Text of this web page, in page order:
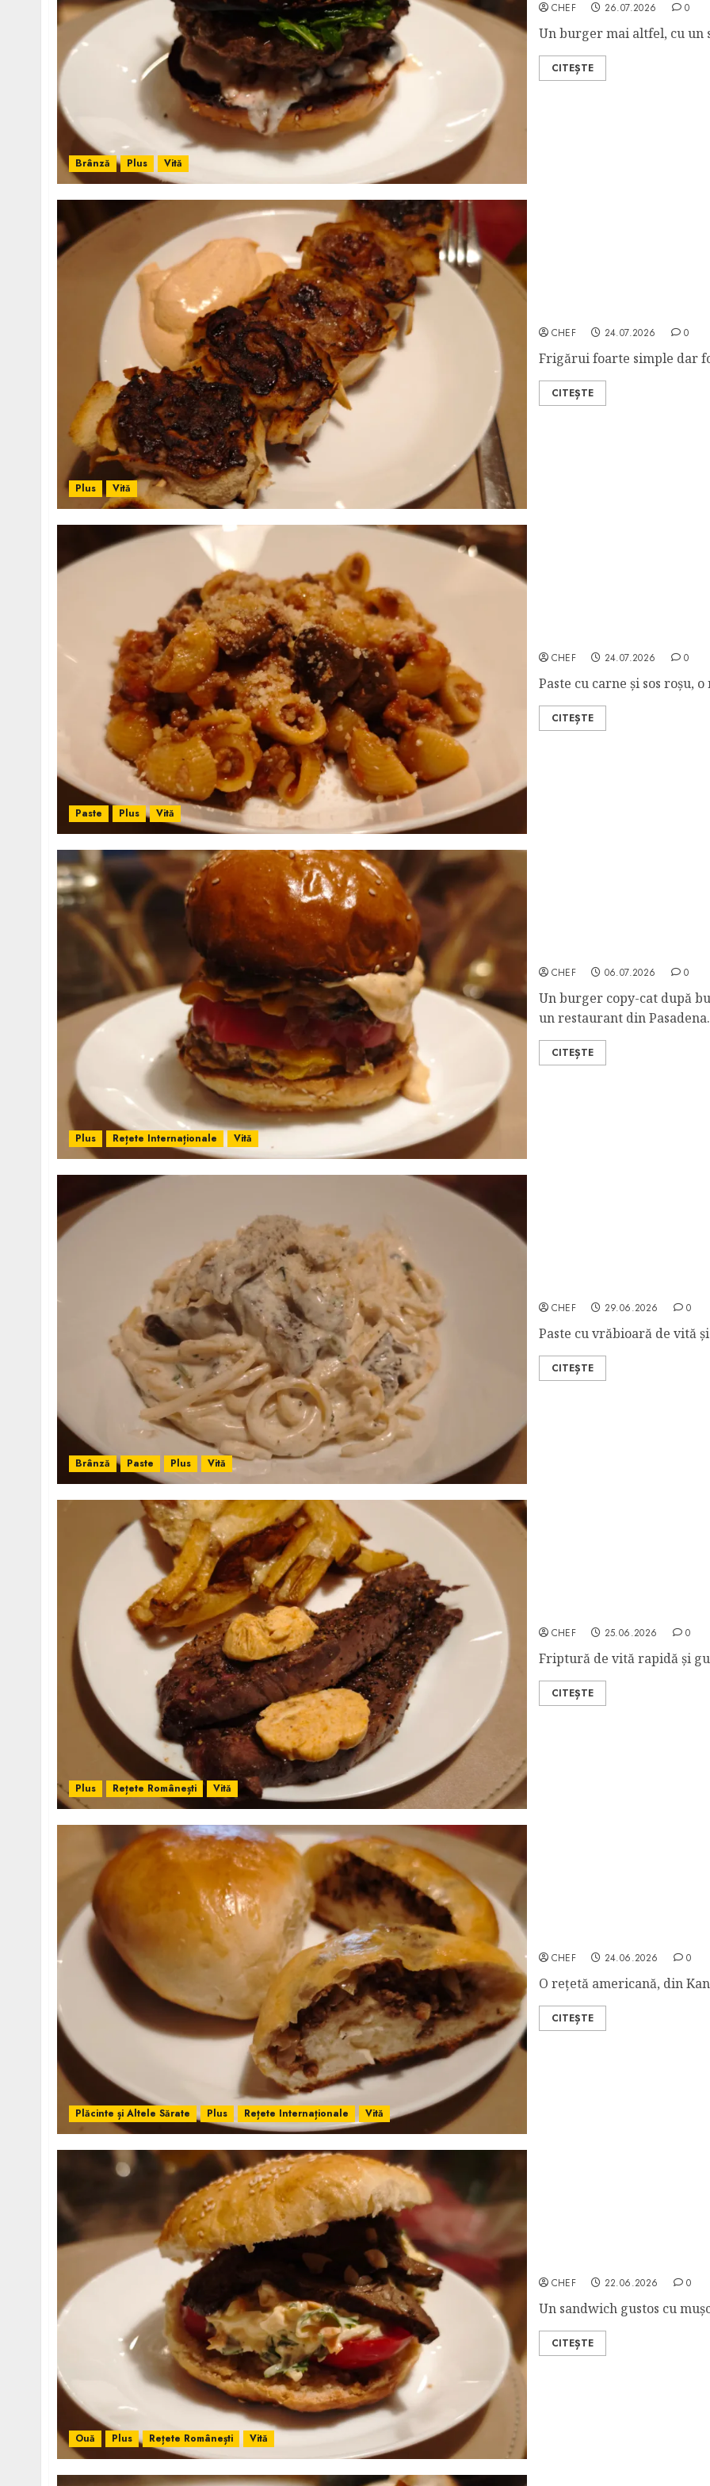
Brânză Plus Vită
CHEF 26.07.2026 0
Un burger mai altfel, cu un
CITEȘTE
Plus Vită
CHEF 24.07.2026 0
Frigărui foarte simple dar
CITEȘTE
Paste Plus Vită
CHEF 24.07.2026 0
Paste cu carne și sos roșu,
CITEȘTE
Plus Rețete Internaționale Vită
CHEF 06.07.2026 0
Un burger copy-cat după
un restaurant din Pasadena.
CITEȘTE
Brânză Paste Plus Vită
CHEF 29.06.2026 0
Paste cu vrăbioară de vită
CITEȘTE
Plus Rețete Românești Vită
CHEF 25.06.2026 0
Friptură de vită rapidă și
CITEȘTE
Plăcinte și Altele Sărate Plus Rețete Internaționale Vită
CHEF 24.06.2026 0
O rețetă americană, din
CITEȘTE
Ouă Plus Rețete Românești Vită
CHEF 22.06.2026 0
Un sandwich gustos cu
CITEȘTE